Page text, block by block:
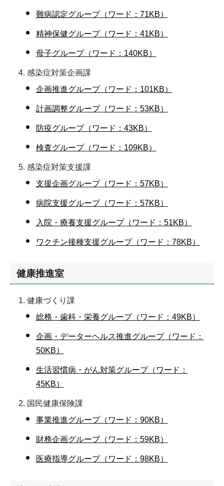
難病認定グループ（ワード：71KB）
精神保健グループ（ワード：41KB）
母子グループ（ワード：140KB）
感染症対策企画課
企画推進グループ（ワード：101KB）
計画調整グループ（ワード：53KB）
防疫グループ（ワード：43KB）
検査グループ（ワード：109KB）
感染症対策支援課
支援企画グループ（ワード：57KB）
病院支援グループ（ワード：57KB）
入院・療養支援グループ（ワード：51KB）
ワクチン接種支援グループ（ワード：78KB）
健康推進室
健康づくり課
総務・歯科・栄養グループ（ワード：49KB）
企画・データーヘルス推進グループ（ワード：
50KB）
生活習慣病・がん対策グループ（ワード：
45KB）
国民健康保険課
事業推進グループ（ワード：90KB）
財務企画グループ（ワード：59KB）
医療指導グループ（ワード：98KB）